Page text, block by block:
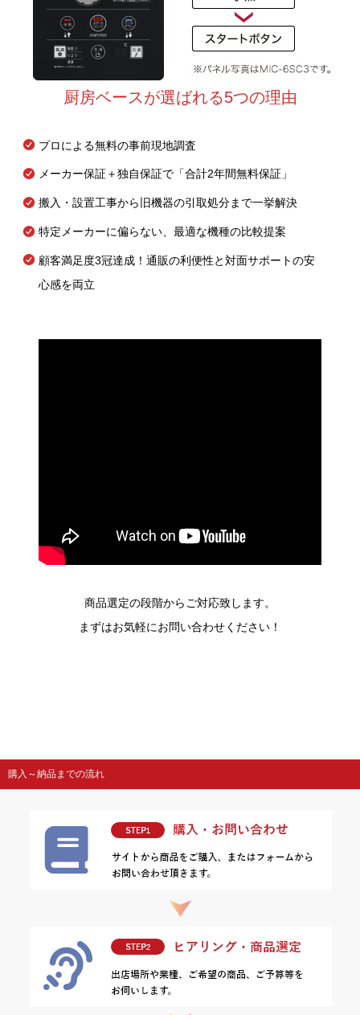
厨房ベースが選ばれる5つの理由
プロによる無料の事前現地調査
メーカー保証＋独自保証で「合計2年間無料保証」
搬入・設置工事から旧機器の引取処分まで一挙解決
特定メーカーに偏らない、最適な機種の比較提案
顧客満足度3冠達成！通販の利便性と対面サポートの安
心感を両立
商品選定の段階からご対応致します。
まずはお気軽にお問い合わせください！
購入～納品までの流れ